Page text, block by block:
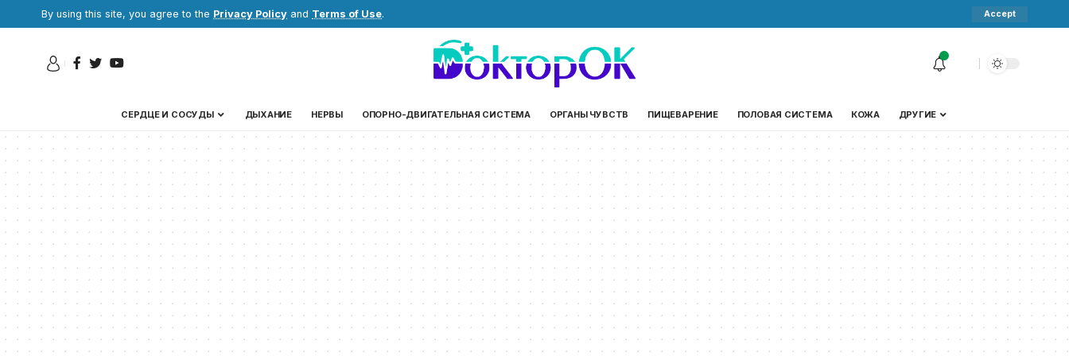
By using this site, you agree to the Privacy Policy and Terms of Use. Accept
СЕРДЦЕ И СОСУДЫ ДЫХАНИЕ НЕРВЫ ОПОРНО-ДВИГАТЕЛЬНАЯ СИСТЕМА ОРГАНЫ ЧУВСТВ ПИЩЕВАРЕНИЕ ПОЛОВАЯ СИСТЕМА КОЖА ДРУГИЕ